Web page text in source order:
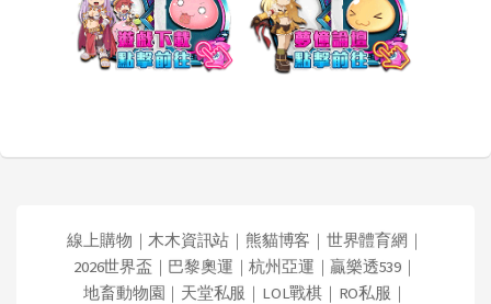
線上購物 ｜木木資訊站 ｜ 熊貓博客 ｜ 世界體育網 ｜
2026世界盃 ｜ 巴黎奧運 ｜杭州亞運 ｜贏樂透539｜
地畜動物園 ｜ 天堂私服 ｜ LOL戰棋｜ RO私服 ｜